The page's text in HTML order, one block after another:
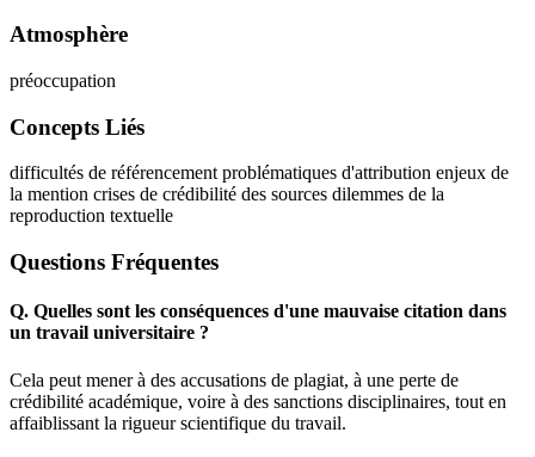
Atmosphère
préoccupation
Concepts Liés
difficultés de référencementproblématiques d'attribution enjeux de
la mention crises de crédibilité des sources dilemmes de la
reproduction textuelle
Questions Fréquentes
Q. Quelles sont les conséquences d'une mauvaise citation dans
un travail universitaire ?
Cela peut mener à des accusations de plagiat, à une perte de
crédibilité académique, voire à des sanctions disciplinaires, tout en
affaiblissant la rigueur scientifique du travail.